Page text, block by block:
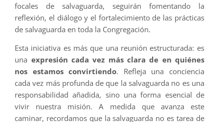
focales de salvaguarda, seguirán fomentando la
reflexión, el diálogo y el fortalecimiento de las prácticas
de salvaguarda en toda la Congregación.
Esta iniciativa es más que una reunión estructurada: es
una expresión cada vez más clara de en quiénes
nos estamos convirtiendo. Refleja una conciencia
cada vez más profunda de que la salvaguarda no es una
responsabilidad añadida, sino una forma esencial de
vivir nuestra misión. A medida que avanza este
caminar, recordamos que la salvaguarda no es tarea de